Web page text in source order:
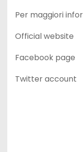
Per maggiori
Official
Facebook
Twitter